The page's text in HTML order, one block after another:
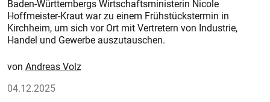
Baden-Württembergs Wirtschaftsministerin Nicole
Hoffmeister-Kraut war zu einem Frühstückstermin in
Kirchheim, um sich vor Ort mit Vertretern von Industrie,
Handel und Gewerbe auszutauschen.
Andreas Volz
04.12.2025